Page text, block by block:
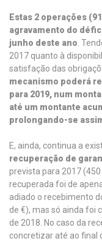
Estas 2 operações
agravamento do
junho deste ano .
2017 quanto à
satisfação das
mecanismo poderá
para 2019, num
até um montante
prolongando-se
E, ainda, continua a
recuperação de
prevista para 2017
recuperada foi de
adiado o recebimento
de €), mas só ainda foi
de 2018. No caso da
concretizar até ao final